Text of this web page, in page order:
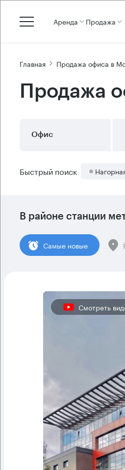
Аренда Продажа
Главная Продажа офиса в
Продажа
Офис
Быстрый поиск
В районе станции
Cамые новые
Смотреть